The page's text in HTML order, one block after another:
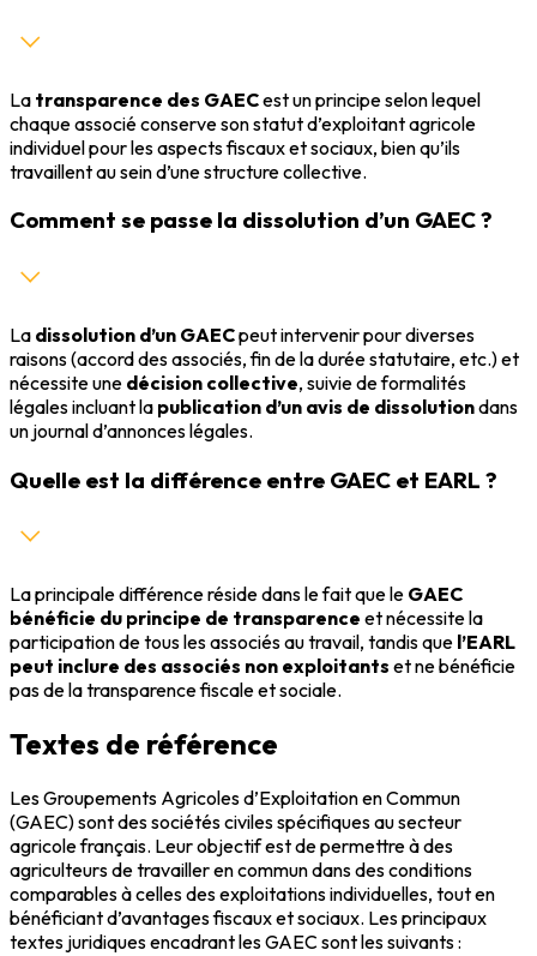
La transparence des GAECest un principe selon lequel
chaque associé conserve son statut d’exploitant agricole
individuel pour les aspects fiscaux et sociaux, bien qu’ils
travaillent au sein d’une structure collective.
Comment se passe la dissolution d’un GAEC ?
La dissolution d’un GAECpeut intervenir pour diverses
raisons (accord des associés, fin de la durée statutaire, etc.) et
nécessite une décision collective, suivie de formalités
légales incluant la publication d’un avis de dissolutiondans
un journal d’annonces légales.
Quelle est la différence entre GAEC et EARL ?
La principale différence réside dans le fait que le GAEC
bénéficie du principe de transparence et nécessite la
participation de tous les associés au travail, tandis que l’EARL
peut inclure des associés non exploitants et ne bénéficie
pas de la transparence fiscale et sociale.
Textes de référence
Les Groupements Agricoles d’Exploitation en Commun
(GAEC) sont des sociétés civiles spécifiques au secteur
agricole français. Leur objectif est de permettre à des
agriculteurs de travailler en commun dans des conditions
comparables à celles des exploitations individuelles, tout en
bénéficiant d’avantages fiscaux et sociaux. Les principaux
textes juridiques encadrant les GAEC sont les suivants :